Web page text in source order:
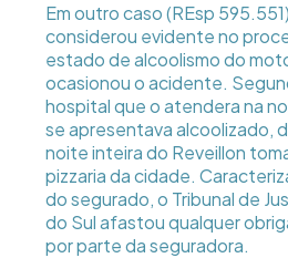
Em outro caso (REsp
considerou evidente no
estado de alcoolismo do
ocasionou o acidente.
hospital que o atendera na
se apresentava alcoolizado,
noite inteira do Reveillon
pizzaria da cidade.
do segurado, o Tribunal de
do Sul afastou qualquer
por parte da seguradora.